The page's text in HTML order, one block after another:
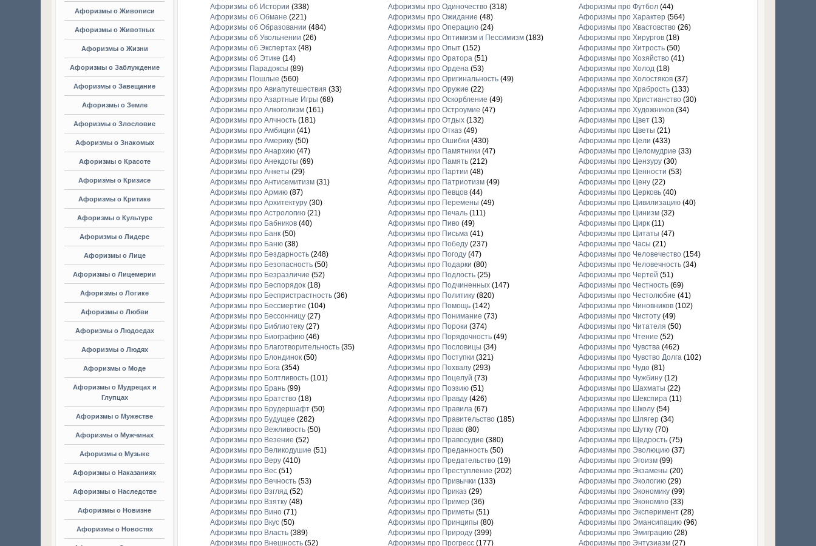
Афоризмы о Живописи
Афоризмы о Животных
Афоризмы о Жизни
Афоризмы о Заблуждение
Афоризмы о Завещание
Афоризмы о Земле
Афоризмы о Злословие
Афоризмы о Знакомых
Афоризмы о Красоте
Афоризмы о Кризисе
Афоризмы о Критике
Афоризмы о Культуре
Афоризмы о Лидере
Афоризмы о Лице
Афоризмы о Лицемерии
Афоризмы о Логике
Афоризмы о Любви
Афоризмы о Людоедах
Афоризмы о Людях
Афоризмы о Моде
Афоризмы о Мудрецах и
Глупцах
Афоризмы о Мужестве
Афоризмы о Мужчинах
Афоризмы о Музыке
Афоризмы о Наказаниях
Афоризмы о Наследстве
Афоризмы о Новизне
Афоризмы о Новостях
Афоризмы об Истории (338)
Афоризмы об Обмане (221)
Афоризмы об Образовании (484)
Афоризмы об Увольнении (26)
Афоризмы об Экспертах(48)
Афоризмы об Этике (14)
Афоризмы Парадоксы (89)
Афоризмы Пошлые (560)
Афоризмы про Авиапутешествия (33)
Афоризмы про Азартные Игры (68)
Афоризмы про Алкоголизм(161)
Афоризмы про Алчность(181)
Афоризмы про Амбиции (41)
Афоризмы про Америку(50)
Афоризмы про Анархию(47)
Афоризмы про Анекдоты (69)
Афоризмы про Анкеты (29)
Афоризмы про Антисемитизм(31)
Афоризмы про Армию(87)
Афоризмы про Архитектуру(30)
Афоризмы про Астрологию(21)
Афоризмы про Бабников(40)
Афоризмы про Банк(50)
Афоризмы про Баню(38)
Афоризмы про Бездарность(248)
Афоризмы про Безопасность(50)
Афоризмы про Безразличие (52)
Афоризмы про Беспорядок(18)
Афоризмы про Беспристрастность(36)
Афоризмы про Бессмертие (104)
Афоризмы про Бессонницу(27)
Афоризмы про Библиотеку(27)
Афоризмы про Биографию(46)
Афоризмы про Благотворительность(35)
Афоризмы про Блондинок(50)
Афоризмы про Бога(354)
Афоризмы про Болтливость(101)
Афоризмы про Брань(99)
Афоризмы про Братство(18)
Афоризмы про Брудершафт(50)
Афоризмы про Будущее (282)
Афоризмы про Вежливость(50)
Афоризмы про Везение (52)
Афоризмы про Великодушие (51)
Афоризмы про Веру(410)
Афоризмы про Вес(51)
Афоризмы про Вечность(53)
Афоризмы про Взгляд(52)
Афоризмы про Взятку(48)
Афоризмы про Вино(71)
Афоризмы про Вкус(50)
Афоризмы про Власть(389)
Афоризмы про Внешность(52)
Афоризмы про Одиночество(318)
Афоризмы про Ожидание (48)
Афоризмы про Операцию(24)
Афоризмы про Оптимизм и Пессимизм(183)
Афоризмы про Опыт(152)
Афоризмы про Оратора(51)
Афоризмы про Ордена(53)
Афоризмы про Оригинальность(49)
Афоризмы про Оружие (22)
Афоризмы про Оскорбление (49)
Афоризмы про Остроумие (47)
Афоризмы про Отдых(132)
Афоризмы про Отказ (49)
Афоризмы про Ошибки (430)
Афоризмы про Памятники (47)
Афоризмы про Память(212)
Афоризмы про Партии (48)
Афоризмы про Патриотизм(49)
Афоризмы про Певцов(44)
Афоризмы про Перемены (49)
Афоризмы про Печаль(111)
Афоризмы про Пиво(49)
Афоризмы про Письма(41)
Афоризмы про Победу(237)
Афоризмы про Погоду(47)
Афоризмы про Подарки (80)
Афоризмы про Подлость(25)
Афоризмы про Подчиненных(147)
Афоризмы про Политику(820)
Афоризмы про Помощь(142)
Афоризмы про Понимание (73)
Афоризмы про Пороки (374)
Афоризмы про Порядочность(49)
Афоризмы про Пословицы (34)
Афоризмы про Поступки (321)
Афоризмы про Похвалу(293)
Афоризмы про Поцелуй (73)
Афоризмы про Поэзию(51)
Афоризмы про Правду(426)
Афоризмы про Правила(67)
Афоризмы про Правительство(185)
Афоризмы про Право(80)
Афоризмы про Правосудие (380)
Афоризмы про Преданность(50)
Афоризмы про Предательство(19)
Афоризмы про Преступление (202)
Афоризмы про Привычки (133)
Афоризмы про Приказ (29)
Афоризмы про Пример(36)
Афоризмы про Приметы (51)
Афоризмы про Принципы (80)
Афоризмы про Природу(399)
Афоризмы про Прогресс(177)
Афоризмы про Футбол(44)
Афоризмы про Характер(564)
Афоризмы про Хвастовство(26)
Афоризмы про Хирургов(18)
Афоризмы про Хитрость(50)
Афоризмы про Хозяйство(41)
Афоризмы про Холод(18)
Афоризмы про Холостяков(37)
Афоризмы про Храбрость(133)
Афоризмы про Христианство(30)
Афоризмы про Художников(34)
Афоризмы про Цвет(13)
Афоризмы про Цветы (21)
Афоризмы про Цели (433)
Афоризмы про Целомудрие (33)
Афоризмы про Цензуру(30)
Афоризмы про Ценности (53)
Афоризмы про Цену(22)
Афоризмы про Церковь(40)
Афоризмы про Цивилизацию(40)
Афоризмы про Цинизм(32)
Афоризмы про Цирк(11)
Афоризмы про Цитаты (47)
Афоризмы про Часы (21)
Афоризмы про Человечество(154)
Афоризмы про Человечность(34)
Афоризмы про Чертей (51)
Афоризмы про Честность(69)
Афоризмы про Честолюбие (41)
Афоризмы про Чиновников(102)
Афоризмы про Чистоту(49)
Афоризмы про Читателя (50)
Афоризмы про Чтение (52)
Афоризмы про Чувства(462)
Афоризмы про Чувство Долга(102)
Афоризмы про Чудо(81)
Афоризмы про Чужбину(12)
Афоризмы про Шахматы (22)
Афоризмы про Шекспира(11)
Афоризмы про Школу(54)
Афоризмы про Шлягер(34)
Афоризмы про Шутку(70)
Афоризмы про Щедрость(75)
Афоризмы про Эволюцию(37)
Афоризмы про Эгоизм(99)
Афоризмы про Экзамены (20)
Афоризмы про Экологию(29)
Афоризмы про Экономику(99)
Афоризмы про Экономию(33)
Афоризмы про Эксперимент(28)
Афоризмы про Эмансипацию(96)
Афоризмы про Эмиграцию(28)
Афоризмы про Энтузиазм(27)